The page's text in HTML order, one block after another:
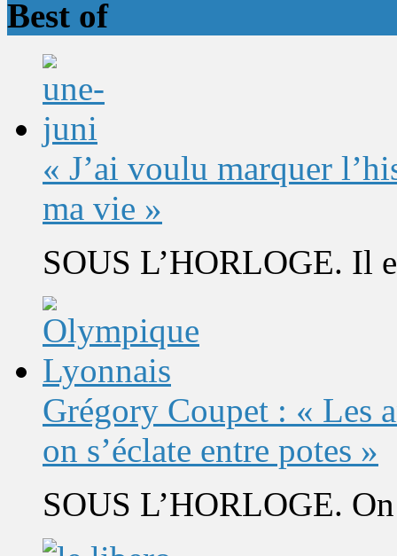
Best of
« J’ai voulu marquer
ma vie »
SOUS L’HORLOGE. Il
Grégory Coupet : « Les
on s’éclate entre potes »
SOUS L’HORLOGE.